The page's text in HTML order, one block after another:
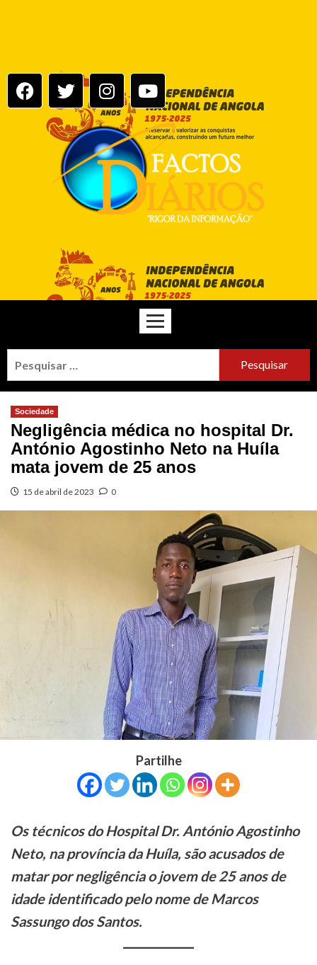
Sociedade
Negligência médica no hospital Dr.
António Agostinho Neto na Huíla
mata jovem de 25 anos
15 de abril de 2023 0
Partilhe
Os técnicos do Hospital Dr. António Agostinho
Neto, na província da Huíla, são acusados de
matar por negligência o jovem de 25 anos de
idade identificado pelo nome de Marcos
Sassungo dos Santos.